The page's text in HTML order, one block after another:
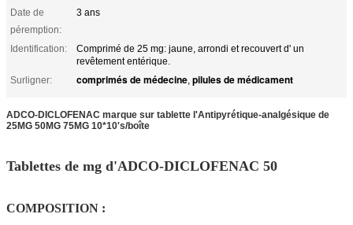
Date de
péremption:
3 ans
Identification:
Comprimé de 25 mg: jaune, arrondi et recouvert d' un
revêtement entérique.
Surligner:
comprimés de médecine, pilules de médicament
ADCO-DICLOFENAC marque sur tablette l'Antipyrétique-analgésique de
25MG 50MG 75MG 10*10's/boîte
Tablettes de mg d'ADCO-DICLOFENAC 50
COMPOSITION :